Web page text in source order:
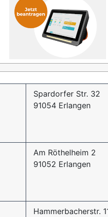
Spardorfer Str. 32
91054 Erlangen
Am Röthelheim 2
91052 Erlangen
Hammerbacherstr.